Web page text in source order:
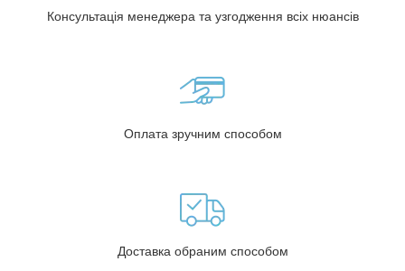
Консультація менеджера та узгодження всіх нюансів
Оплата зручним способом
Доставка обраним способом